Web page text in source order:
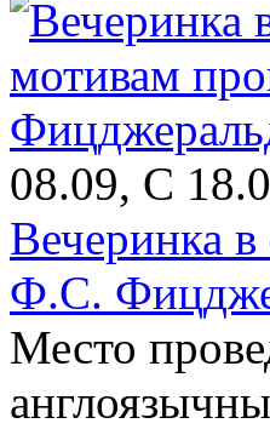
08.09, С
Вечеринка
Ф.С.
Место